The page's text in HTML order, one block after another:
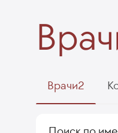
Врачи2